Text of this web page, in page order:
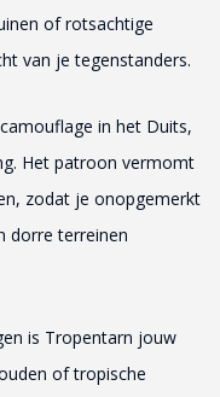
of rotsachtige
van je tegenstanders.
in het Duits,
Het patroon vermomt
zodat je onopgemerkt
dorre terreinen
is Tropentarn jouw
of tropische